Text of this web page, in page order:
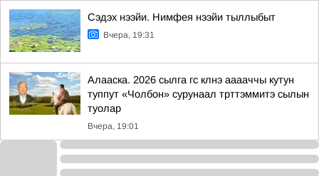
Сэдэх нээйи. Нимфея нээйи тыллыбыт
Вчера, 19:31
Алааска. 2026 сылга гс клнэ ааааччы кутун
туппут «Чолбон» сурунаал трттэммитэ сылын
туолар
Вчера, 19:01